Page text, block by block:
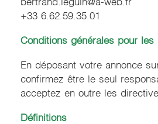
bertrand.leguin@a-web.fr
+33 6.62.59.35.01
Conditions générales pour les
En déposant votre annonce
confirmez être le seul
acceptez en outre les
Définitions